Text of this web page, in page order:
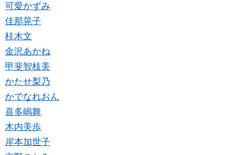
可愛かずみ
佳那晃子
桂木文
金沢あかね
甲斐智枝美
かたせ梨乃
かでなれおん
喜多嶋舞
木内美歩
岸本加世子